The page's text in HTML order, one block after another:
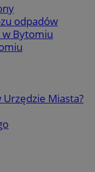
odpadów
w Bytomiu
Urzędzie Miasta?